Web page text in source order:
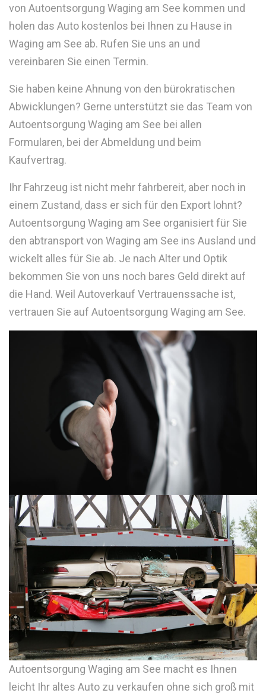
von Autoentsorgung Waging am See kommen und
holen das Auto kostenlos bei Ihnen zu Hause in
Waging am See ab. Rufen Sie uns an und
vereinbaren Sie einen Termin.
Sie haben keine Ahnung von den bürokratischen
Abwicklungen? Gerne unterstützt sie das Team von
Autoentsorgung Waging am See bei allen
Formularen, bei der Abmeldung und beim
Kaufvertrag.
Ihr Fahrzeug ist nicht mehr fahrbereit, aber noch in
einem Zustand, dass er sich für den Export lohnt?
Autoentsorgung Waging am See organisiert für Sie
den abtransport von Waging am See ins Ausland und
wickelt alles für Sie ab. Je nach Alter und Optik
bekommen Sie von uns noch bares Geld direkt auf
die Hand. Weil Autoverkauf Vertrauenssache ist,
vertrauen Sie auf Autoentsorgung Waging am See.
Autoentsorgung Waging am See macht es Ihnen
leicht Ihr altes Auto zu verkaufen ohne sich groß mit